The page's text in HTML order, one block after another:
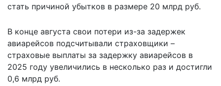
стать причиной убытков в размере 20 млрд руб.
В конце августа свои потери из-за задержек
авиарейсов подсчитывали страховщики –
страховые выплаты за задержку авиарейсов в
2025 году увеличились в несколько раз и достигли
0,6 млрд руб.